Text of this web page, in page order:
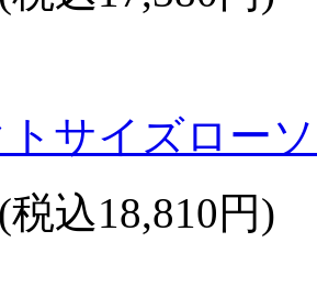
トサイズロー
税込18,810円)